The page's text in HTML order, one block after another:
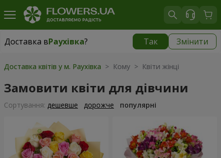
Доставка вРаухівка? Так Змінити
Доставка вРаухівка|
Доставка квітів у м. Раухівка > Кому > Квіти жінці
Замовити квіти для дівчини
Сортування: дешевше дорожче популярні